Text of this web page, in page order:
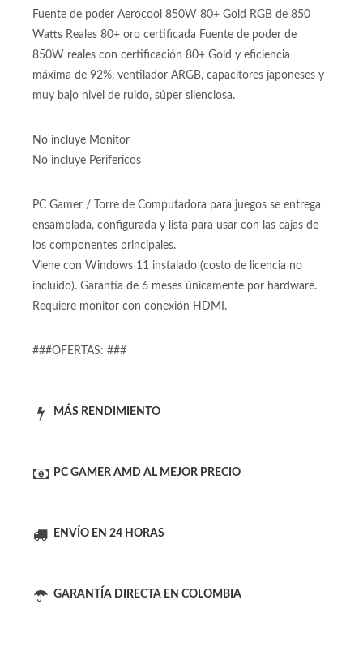
incluidos. Excelente flujo de aire.
Fuente de poder:
Fuente de poder Aerocool 850W 80+ Gold RGB de 850
Watts Reales 80+ oro certificada Fuente de poder de
máxima de 92%, ventilador ARGB, capacitores japoneses y
muy bajo nivel de ruido, súper silenciosa.
No incluye Monitor
No incluye Perifericos
PC Gamer / Torre de Computadora para juegos se entrega
ensamblada, configurada y lista para usar con las cajas de
los componentes principales.
incluido). Garantía de 6 meses únicamente por hardware.
###OFERTAS: ###
MÁS RENDIMIENTO
PC GAMER AMD AL MEJOR PRECIO
ENVÍO EN 24 HORAS